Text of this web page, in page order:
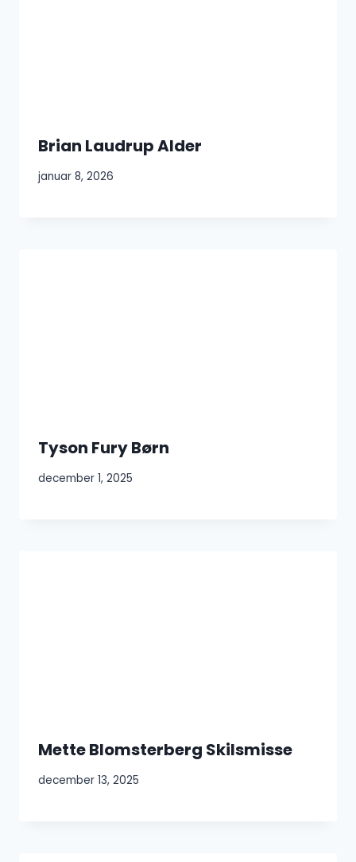
Brian Laudrup Alder
januar 8, 2026
Tyson Fury Børn
december 1, 2025
Mette Blomsterberg Skilsmisse
december 13, 2025